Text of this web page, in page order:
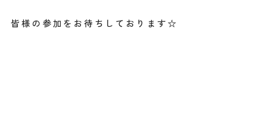
皆様の参加をお待ちしております☆